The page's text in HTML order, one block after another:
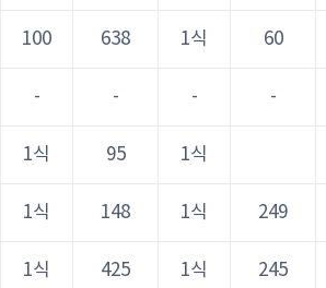
100 638 1식 60
- - - -
1식 95 1식
1식 148 1식 249
1식 425 1식 245